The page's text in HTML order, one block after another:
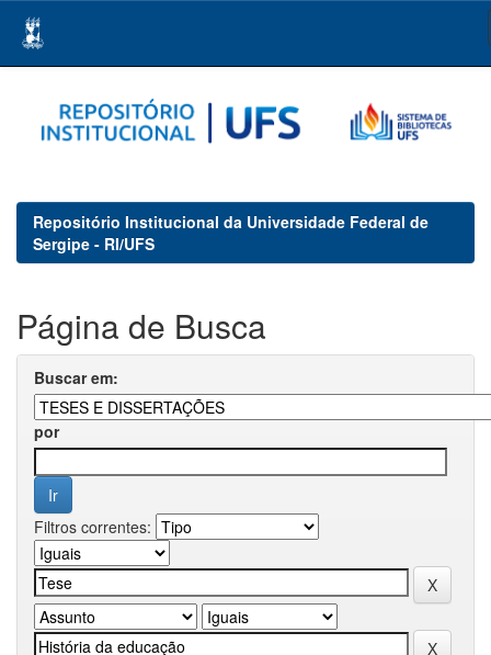
navigation
Repositório Institucional da Universidade Federal de
Sergipe - RI/UFS
Página de Busca
Buscar em:
por
Filtros correntes: